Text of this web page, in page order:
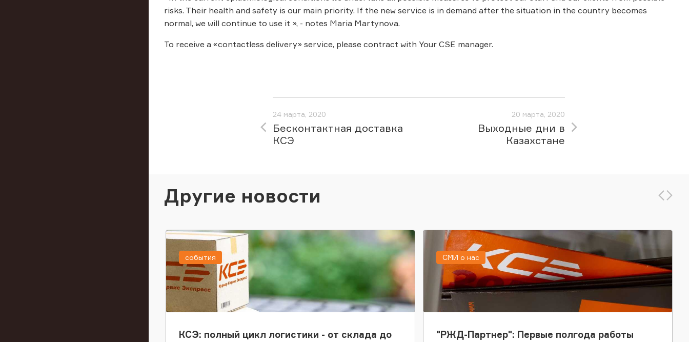
risks. Their health and safety is our main priority. If the new service is in demand after the situation in the country becomes
normal, we will continue to use it », - notes Maria Martynova.
To receive a «contactless delivery» service, please contract with Your CSE manager.
24 марта, 2020
Бесконтактная доставка
КСЭ
20 марта, 2020
Выходные дни в
Казахстане
Другие новости
КСЭ: полный цикл логистики - от склада до
события
"РЖД-Партнер": Первые полгода работы
СМИ о нас